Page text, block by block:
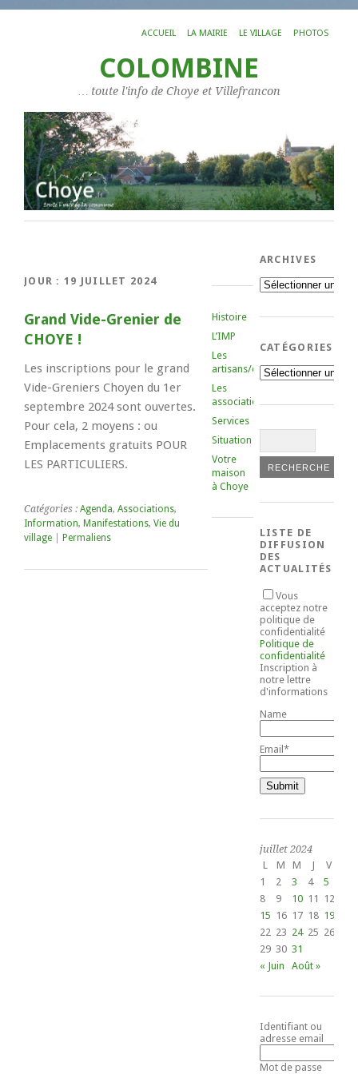
ACCUEIL LA MAIRIE LE VILLAGE PHOTOS
COLOMBINE
… toute l'info de Choye et Villefrancon
JOUR : 19 JUILLET 2024
Grand Vide-Grenier de
CHOYE !
Les inscriptions pour le grand
Vide-Greniers Choyen du 1er
septembre 2024 sont ouvertes.
Pour cela, 2 moyens : ou
Emplacements gratuits POUR
LES PARTICULIERS.
Catégories : Agenda, Associations,
Information, Manifestations, Vie du
village
Permaliens
Histoire
L’IMP
Les
artisans/commerçants
Les
associations
Services
Situation
Votre
maison
à Choye
ARCHIVES
Archives
CATÉGORIES
Catégories
LISTE DE
DIFFUSION
DES
ACTUALITÉS
Vous
acceptez notre
politique de
confidentialité
Politique de
confidentialité
Inscription à
notre lettre
d'informations
Name
Email*
juillet 2024
L
M M J V
1
2 3 4 5
8
9 10 11 12
15 16 17 18 19
22 23 24 25 26
29 30 31
« Juin
Août »
Identifiant ou
adresse email
Mot de passe